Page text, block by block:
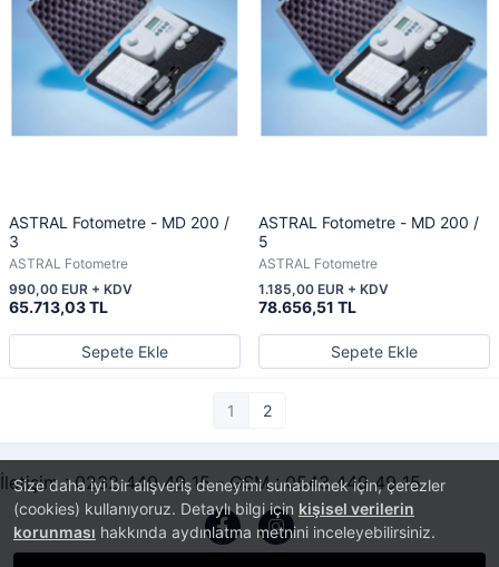
Size daha iyi bir alışveriş deneyimi sunabilmek için, çerezler
(cookies) kullanıyoruz. Detaylı bilgi için kişisel verilerin
korunması hakkında aydınlatma metnini inceleyebilirsiniz.
ASTRAL Fotometre - MD 200 /
3
ASTRAL Fotometre
65.713,03 TL
990,00 EUR + KDV
Sepete Ekle
ASTRAL Fotometre - MD 200 /
5
ASTRAL Fotometre
78.656,51 TL
1.185,00 EUR + KDV
Sepete Ekle
1 2
İletişim : 0232 449 49 15 - GSM : 0543 449 49 15